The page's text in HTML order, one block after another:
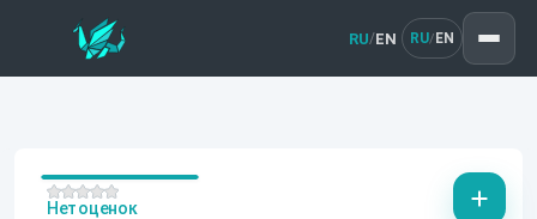
RU/EN RU/ EN
Нет оценок